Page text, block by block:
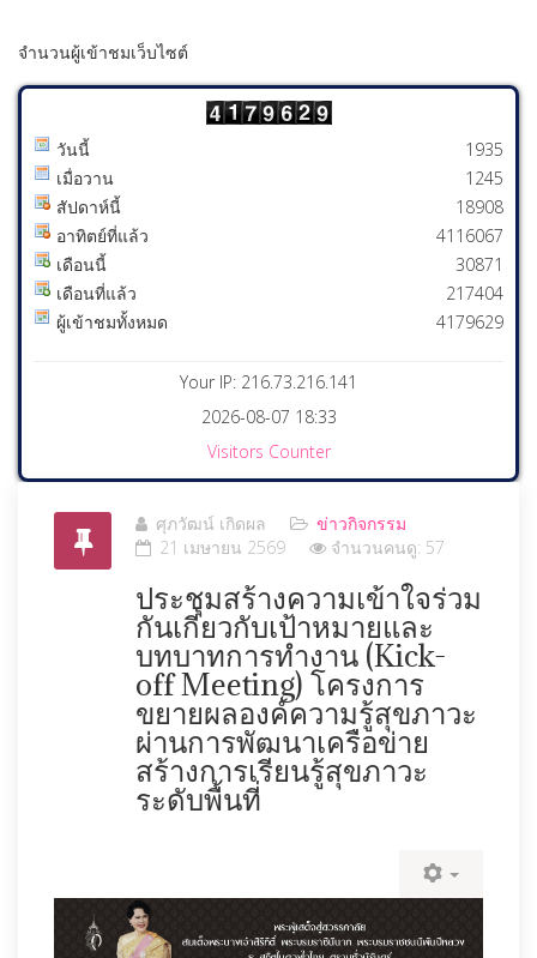
จำนวนผู้เข้าชมเว็บไซต์
วันนี้
เมื่อวาน
สัปดาห์นี้
อาทิตย์ที่แล้ว
เดือนนี้
เดือนที่แล้ว
ผู้เข้าชมทั้งหมด
1935
1245
18908
4116067
30871
217404
4179629
Your IP: 216.73.216.141
2026-08-07 18:33
Visitors Counter
ศุภวัฒน์ เกิดผล
ข่าวกิจกรรม
21 เมษายน 2569
จำนวนคนดู: 57
ประชุมสร้างความเข้าใจร่วม
กันเกี่ยวกับเป้าหมายและ
บทบาทการทำงาน (Kick-
off Meeting) โครงการ
ขยายผลองค์ความรู้สุขภาวะ
ผ่านการพัฒนาเครือข่าย
สร้างการเรียนรู้สุขภาวะ
ระดับพื้นที่